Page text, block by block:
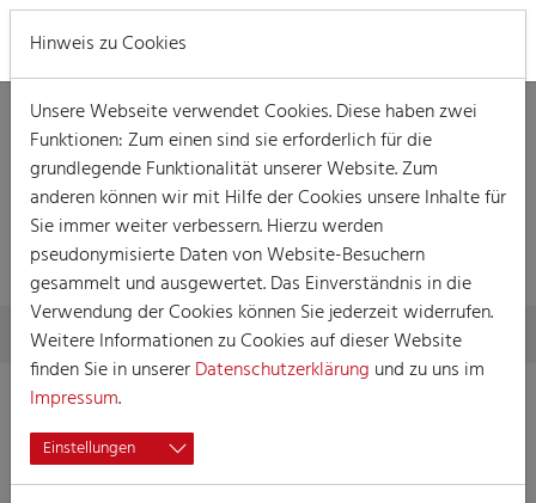
VERANSTALTUNG
Skip to main content
You are here:
Home Session Veranstaltungen Veranstaltung
Mess op Kölsch
10.01.2027 10:00 Veranstaltungen, Gottesdienst
Hinweis zu Cookies
Unsere Webseite verwendet Cookies. Diese haben zwei
Funktionen: Zum einen sind sie erforderlich für die
grundlegende Funktionalität unserer Website. Zum
anderen können wir mit Hilfe der Cookies unsere Inhalte für
Sie immer weiter verbessern. Hierzu werden
pseudonymisierte Daten von Website-Besuchern
gesammelt und ausgewertet. Das Einverständnis in die
Verwendung der Cookies können Sie jederzeit widerrufen.
Weitere Informationen zu Cookies auf dieser Website
finden Sie in unsererDatenschutzerklärung und zu uns im
Impressum.
Einstellungen